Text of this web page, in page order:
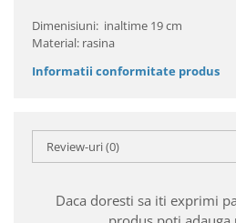
Dimenisiuni: inaltime 19 cm
Material: rasina
Informatii conformitate produs
Review-uri(0)
Daca doresti sa iti exprimi